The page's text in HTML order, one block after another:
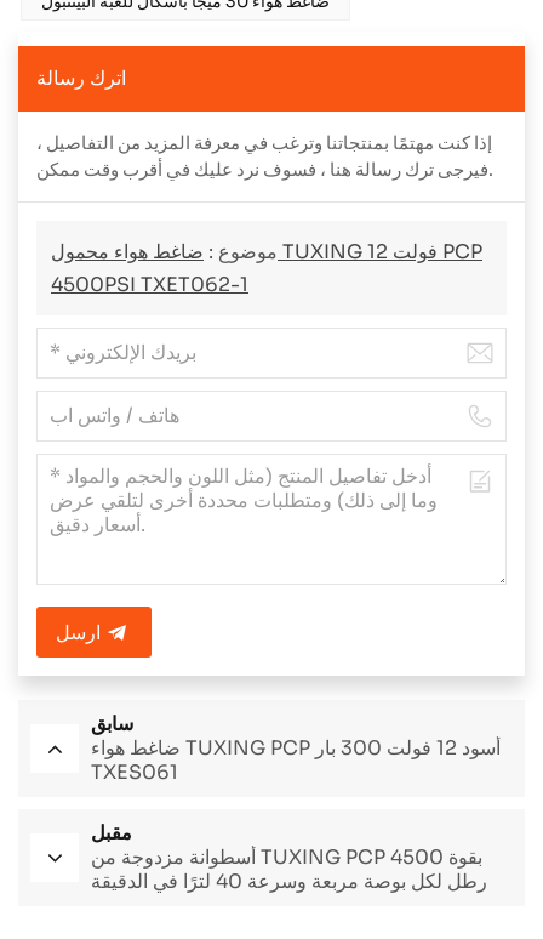
اترك رسالة
إذا كنت مهتمًا بمنتجاتنا وترغب في معرفة المزيد من التفاصيل ،
فيرجى ترك رسالة هنا ، فسوف نرد عليك في أقرب وقت ممكن.
موضوع : ضاغط هواء محمول TUXING 12 فولت PCP
4500PSI TXET062-1
ارسل
سابق
ضاغط هواء TUXING PCP أسود 12 فولت 300 بار
TXES061
مقبل
أسطوانة مزدوجة من TUXING PCP بقوة 4500
رطل لكل بوصة مربعة وسرعة 40 لترًا في الدقيقة